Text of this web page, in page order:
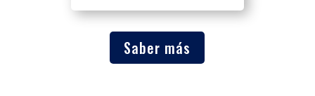
Saber más